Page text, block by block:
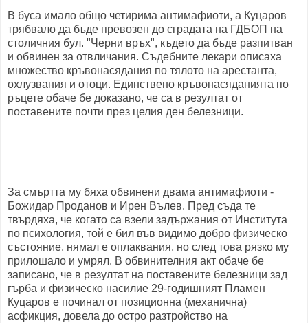
В буса имало общо четирима антимафиоти, а Куцаров
трябвало да бъде превозен до сградата на ГДБОП на
столичния бул. "Черни връх", където да бъде разпитван
и обвинен за отвличания. Съдебните лекари описаха
множество кръвонасядания по тялото на арестанта,
охлузвания и отоци. Единствено кръвонасяданията по
ръцете обаче бе доказано, че са в резултат от
поставените почти през целия ден белезници.
За смъртта му бяха обвинени двама антимафиоти -
Божидар Проданов и Ирен Вълев. Пред съда те
твърдяха, че когато са взели задържания от Института
по психология, той е бил във видимо добро физическо
състояние, нямал е оплаквания, но след това рязко му
прилошало и умрял. В обвинителния акт обаче бе
записано, че в резултат на поставените белезници зад
гърба и физическо насилие 29-годишният Пламен
Куцаров е починал от позиционна (механична)
асфикция, довела до остро разтройство на